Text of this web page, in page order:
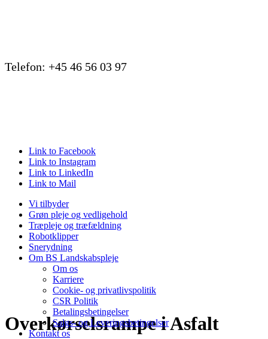
Telefon: +45 46 56 03 97
Link to Facebook
Link to Instagram
Link to LinkedIn
Link to Mail
Vi tilbyder
Grøn pleje og vedligehold
Træpleje og træfældning
Robotklipper
Snerydning
Om BS Landskabspleje
Om os
Karriere
Cookie- og privatlivspolitik
CSR Politik
Betalingsbetingelser
Salgs- og Leveringsbetingelser
Kontakt os
Overkørselsrampe i Asfalt